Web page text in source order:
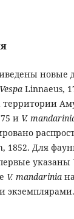
новые
Vespa Linnaeus,
и V.
1852. Для
указаны
V. mandarinia
экземплярами.